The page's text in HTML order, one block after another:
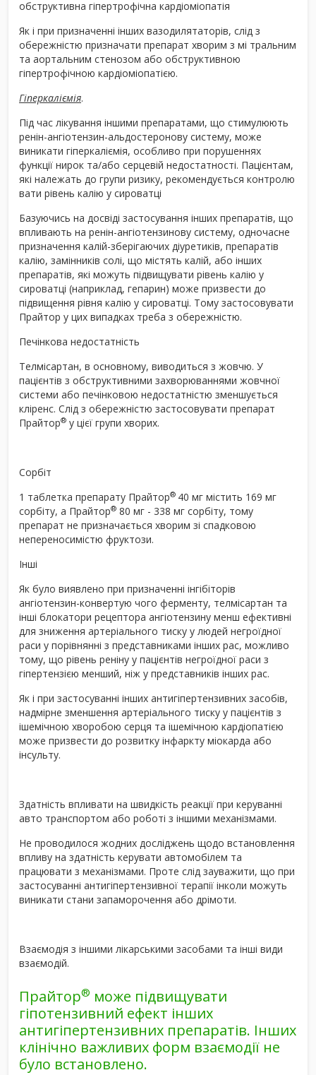
обструктивна гіпертрофічна кардіоміопатія
Як і при призначенні інших вазодилятаторів, слід з
обережністю призначати препарат хворим з мі тральним
та аортальним стенозом або обструктивною
гіпертрофічною кардіоміопатією.
Гіперкаліємія.
Під час лікування іншими препаратами, що стимулюють
ренін-ангіотензин-альдостеронову систему, може
виникати гіперкаліємія, особливо при порушеннях
функції нирок та/або серцевій недостатності. Пацієнтам,
які належать до групи ризику, рекомендується контролю
вати рівень калію у сироватці
Базуючись на досвіді застосування інших препаратів, що
впливають на ренін-ангіотензинову систему, одночасне
призначення калій-зберігаючих діуретиків, препаратів
калію, замінників солі, що містять калій, або інших
препаратів, які можуть підвищувати рівень калію у
сироватці (наприклад, гепарин) може призвести до
підвищення рівня калію у сироватці. Тому застосовувати
Прайтор у цих випадках треба з обережністю.
Печінкова недостатність
Телмісартан, в основному, виводиться з жовчю. У
пацієнтів з обструктивними захворюваннями жовчної
системи або печінковою недостатністю зменшується
кліренс. Слід з обережністю застосовувати препарат
Прайтор® у цієї групи хворих.
Сорбіт
1 таблетка препарату Прайтор® 40 мг містить 169 мг
сорбіту, а Прайтор® 80 мг - 338 мг сорбіту, тому
препарат не призначається хворим зі спадковою
непереносимістю фруктози.
Інші
Як було виявлено при призначенні інгібіторів
ангіотензин-конвертую чого ферменту, телмісартан та
інші блокатори рецептора ангіотензину менш ефективні
для зниження артеріального тиску у людей негроїдної
раси у порівнянні з представниками інших рас, можливо
тому, що рівень реніну у пацієнтів негроїдної раси з
гіпертензією менший, ніж у представників інших рас.
Як і при застосуванні інших антигіпертензивних засобів,
надмірне зменшення артеріального тиску у пацієнтів з
ішемічною хворобою серця та ішемічною кардіопатією
може призвести до розвитку інфаркту міокарда або
інсульту.
Здатність впливати на швидкість реакції при керуванні
авто транспортом або роботі з іншими механізмами.
Не проводилося жодних досліджень щодо встановлення
впливу на здатність керувати автомобілем та
працювати з механізмами. Проте слід зауважити, що при
застосуванні антигіпертензивної терапії інколи можуть
виникати стани запаморочення або дрімоти.
Взаємодія з іншими лікарськими засобами та інші види
взаємодій.
Прайтор® може підвищувати
гіпотензивний ефект інших
антигіпертензивних препаратів. Інших
клінічно важливих форм взаємодії не
було встановлено.